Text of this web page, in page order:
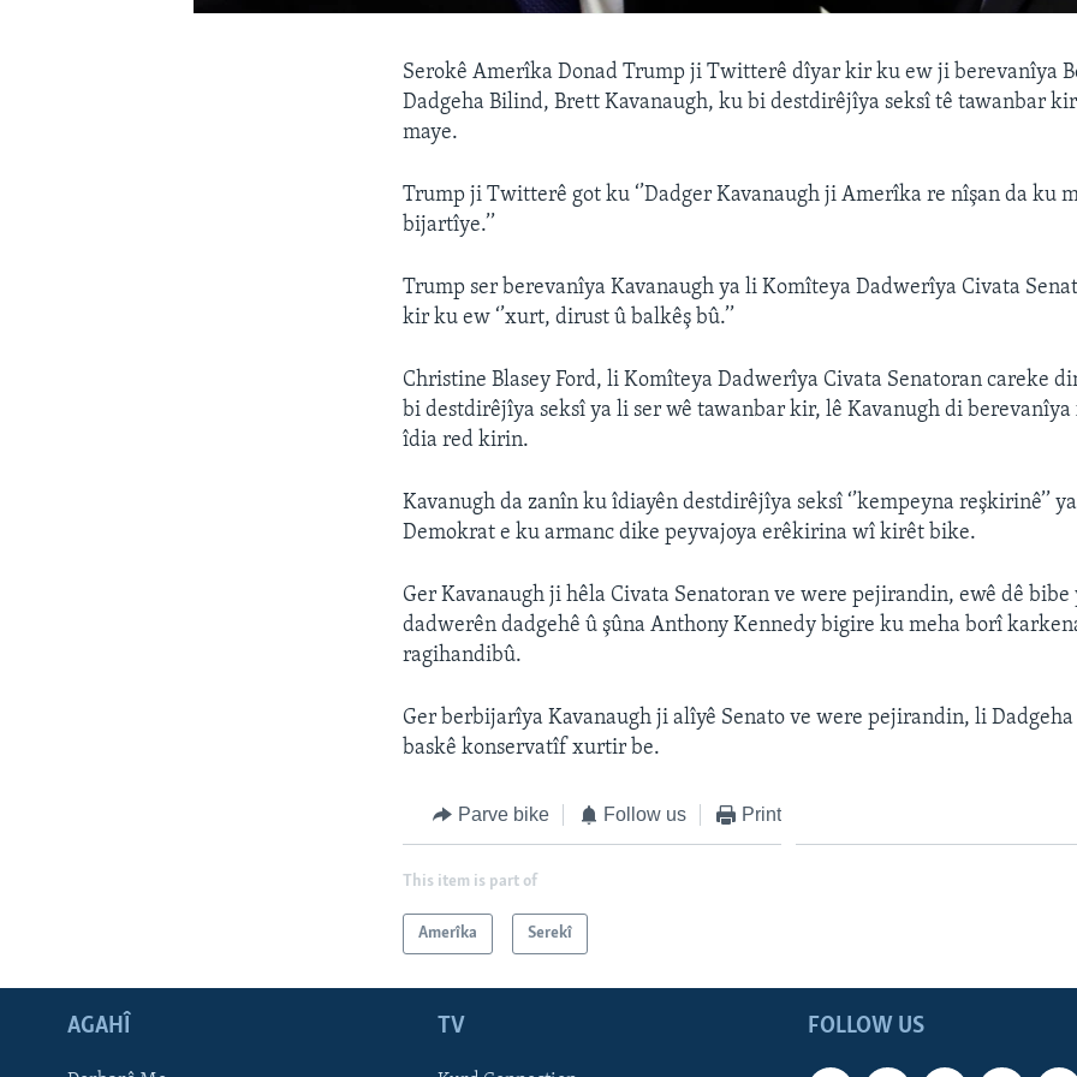
Serokê Amerîka Donad Trump ji Twitterê dîyar kir ku ew ji berevanîya
Dadgeha Bilind, Brett Kavanaugh, ku bi destdirêjîya seksî tê tawanbar
maye.
Trump ji Twitterê got ku ‘’Dadger Kavanaugh ji Amerîka re nîşan da ku
bijartîye.’’
Trump ser berevanîya Kavanaugh ya li Komîteya Dadwerîya Civata
kir ku ew ‘’xurt, dirust û balkêş bû.’’
Christine Blasey Ford, li Komîteya Dadwerîya Civata Senatoran careke
bi destdirêjîya seksî ya li ser wê tawanbar kir, lê Kavanugh di berevanîya
îdia red kirin.
Kavanugh da zanîn ku îdiayên destdirêjîya seksî ‘’kempeyna reşkirinê’’
Demokrat e ku armanc dike peyvajoya erêkirina wî kirêt bike.
Ger Kavanaugh ji hêla Civata Senatoran ve were pejirandin, ewê dê
dadwerên dadgehê û şûna Anthony Kennedy bigire ku meha borî
ragihandibû.
Ger berbijarîya Kavanaugh ji alîyê Senato ve were pejirandin, li
baskê konservatîf xurtir be.
Parve bike Follow us Print
This item is part of
Amerîka Serekî
FOLLOW US
AGAHÎ TV